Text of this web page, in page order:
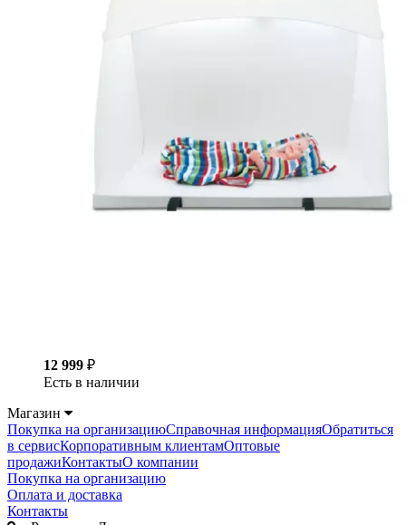
12 999 ₽
Есть в наличии
Магазин
Покупка на организациюСправочная информацияОбратиться
в сервисКорпоративным клиентамОптовые
продажиКонтактыО компании
Покупка на организацию
Оплата и доставка
Контакты